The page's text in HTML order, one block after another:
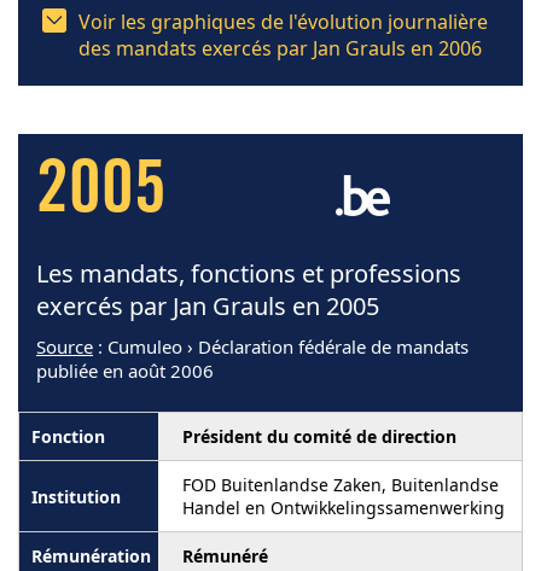
Voir les graphiques de l'évolution journalière
des mandats exercés par Jan Grauls en 2006
2005
Les mandats, fonctions et professions
exercés par Jan Grauls en 2005
Source : Cumuleo › Déclaration fédérale de mandats
publiée en août 2006
Président du comité de direction
FOD Buitenlandse Zaken, Buitenlandse
Handel en Ontwikkelingssamenwerking
Rémunéré